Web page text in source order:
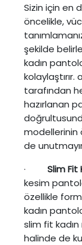
Sizin için en
öncelikle,
şekilde
kadın
kolaylaştırır.
tarafından
hazırlanan
modellerinin
de
· Slim Fit
kesim
özellikle
kadın
slim fit
halinde de